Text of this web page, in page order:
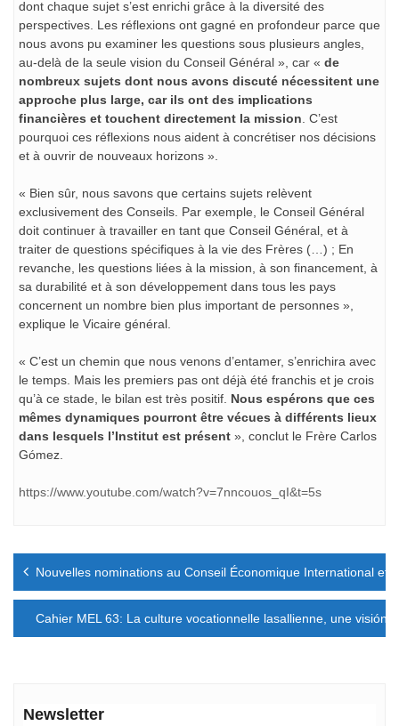
dont chaque sujet s’est enrichi grâce à la diversité des
perspectives. Les réflexions ont gagné en profondeur parce que
nous avons pu examiner les questions sous plusieurs angles,
au-delà de la seule vision du Conseil Général », car « de
nombreux sujets dont nous avons discuté nécessitent une
approche plus large, car ils ont des implications
financières et touchent directement la mission . C’est
pourquoi ces réflexions nous aident à concrétiser nos décisions
et à ouvrir de nouveaux horizons ».
« Bien sûr, nous savons que certains sujets relèvent
exclusivement des Conseils. Par exemple, le Conseil Général
doit continuer à travailler en tant que Conseil Général, et à
traiter de questions spécifiques à la vie des Frères (…) ; En
revanche, les questions liées à la mission, à son financement, à
sa durabilité et à son développement dans tous les pays
concernent un nombre bien plus important de personnes »,
explique le Vicaire général.
« C’est un chemin que nous venons d’entamer, s’enrichira avec
le temps. Mais les premiers pas ont déjà été franchis et je crois
qu’à ce stade, le bilan est très positif. Nous espérons que ces
mêmes dynamiques pourront être vécues à différents lieux
dans lesquels l’Institut est présent », conclut le Frère Carlos
Gómez.
https://www.youtube.com/watch?v=7nncouos_qI&t=5s
Navigation
l’article
Nouvelles nominations au Conseil Économique International et
Cahier MEL 63: La culture vocationnelle lasallienne, une visión
Newsletter